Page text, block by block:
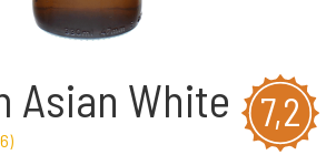
7,2
Asian White
)